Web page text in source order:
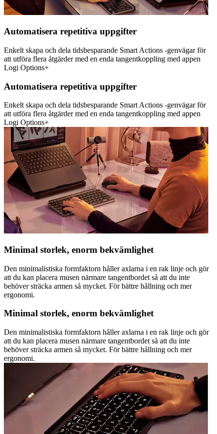
Automatisera repetitiva uppgifter
Enkelt skapa och dela tidsbesparande Smart Actions -genvägar för
att utföra flera åtgärder med en enda tangentkoppling med appen
Logi Options+
Automatisera repetitiva uppgifter
Enkelt skapa och dela tidsbesparande Smart Actions -genvägar för
att utföra flera åtgärder med en enda tangentkoppling med appen
Logi Options+
Minimal storlek, enorm bekvämlighet
Den minimalistiska formfaktorn håller axlarna i en rak linje och gör
att du kan placera musen närmare tangentbordet så att du inte
behöver sträcka armen så mycket. För bättre hållning och mer
ergonomi.
Minimal storlek, enorm bekvämlighet
Den minimalistiska formfaktorn håller axlarna i en rak linje och gör
att du kan placera musen närmare tangentbordet så att du inte
behöver sträcka armen så mycket. För bättre hållning och mer
ergonomi.